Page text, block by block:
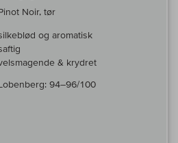
Noir, tør
og aromatisk
& krydret
94–96/100